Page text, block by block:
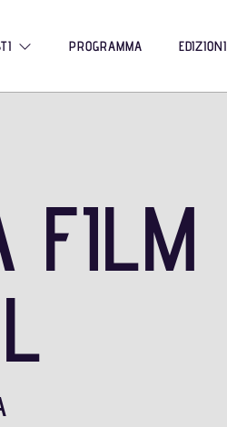
PROGRAMMA EDIZIONI
FILM